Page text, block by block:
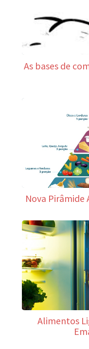
As bases de
Nova Pirâmide
Alimentos